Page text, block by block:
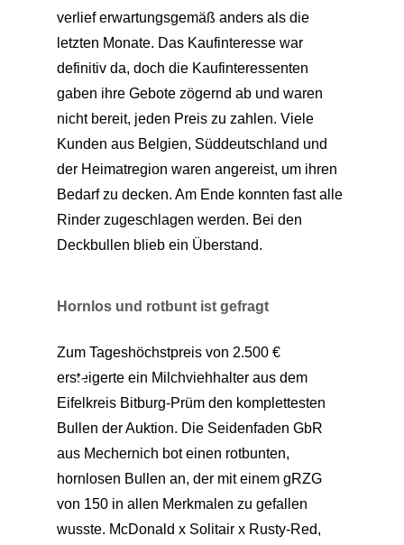
verlief erwartungsgemäß anders als die
letzten Monate. Das Kaufinteresse war
definitiv da, doch die Kaufinteressenten
gaben ihre Gebote zögernd ab und waren
nicht bereit, jeden Preis zu zahlen. Viele
Kunden aus Belgien, Süddeutschland und
der Heimatregion waren angereist, um ihren
Bedarf zu decken. Am Ende konnten fast alle
Rinder zugeschlagen werden. Bei den
Deckbullen blieb ein Überstand.
Hornlos und rotbunt ist gefragt
Zum Tageshöchstpreis von 2.500 €
ersteigerte ein Milchviehhalter aus dem
Eifelkreis Bitburg-Prüm den komplettesten
Bullen der Auktion. Die Seidenfaden GbR
aus Mechernich bot einen rotbunten,
hornlosen Bullen an, der mit einem gRZG
von 150 in allen Merkmalen zu gefallen
wusste. McDonald x Solitair x Rusty-Red,